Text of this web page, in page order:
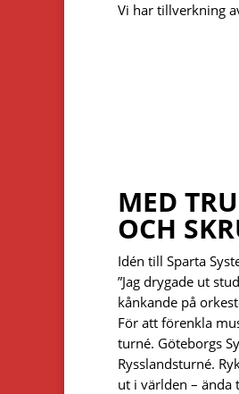
Vi har tillverkning
MED
OCH
Idén till Sparta
”Jag drygade ut
kånkande på
För att förenkla
turné. Göteborgs
Rysslandsturné.
ut i världen – ända